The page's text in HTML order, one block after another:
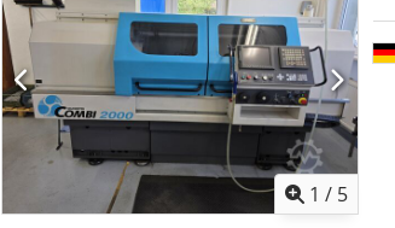
1 / 5